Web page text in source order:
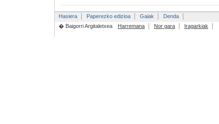
Hasiera Paperezko edizioa Gaiak
Denda
� Baigorri Argitaletxea
Harremana Nor gara Iragarkiak